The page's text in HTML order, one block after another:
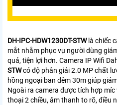
DH-IPC-HDW1230DT-STWlà chiếc
mắt nhằm phục vụ người dùng
quả, tiện lợi hơn. Camera IP Wifi
STWcó độ phân giải 2.0 MP chất
hồng ngoại ban đêm 30m giúp
Ngoài ra camera được tích hợp
thoại 2 chiều, âm thanh to rõ, điều